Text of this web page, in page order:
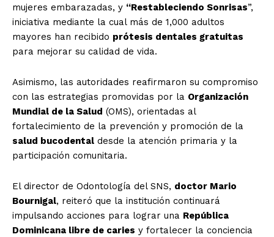
mujeres embarazadas, y “Restableciendo Sonrisas”,
iniciativa mediante la cual más de 1,000 adultos
mayores han recibido prótesis dentales gratuitas
para mejorar su calidad de vida.
Asimismo, las autoridades reafirmaron su compromiso
con las estrategias promovidas por la Organización
Mundial de la Salud (OMS), orientadas al
fortalecimiento de la prevención y promoción de la
salud bucodental desde la atención primaria y la
participación comunitaria.
El director de Odontología del SNS, doctor Mario
Bournigal, reiteró que la institución continuará
impulsando acciones para lograr una República
Dominicana libre de caries y fortalecer la conciencia